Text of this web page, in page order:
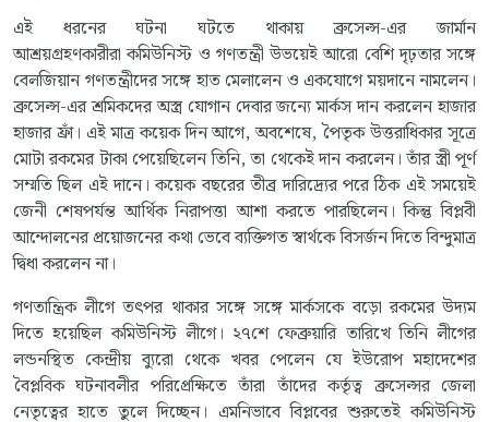
এই ধরনের ঘটনা ঘটতে থাকায় ব্রুসেল্স-এর জার্মান
আশ্রয়গ্রহণকারীরা কমিউনিস্ট ও গণতন্ত্রী উভয়েই আরো বেশি দৃঢ়তার সঙ্গে
বেলজিয়ান গণতন্ত্রীদের সঙ্গে হাত মেলালেন ও একযোগে ময়দানে নামলেন।
ব্রুসেল্স-এর শ্রমিকদের অস্ত্র যোগান দেবার জন্যে মার্কস দান করলেন হাজার
হাজার ফ্রাঁ। এই মাত্র কয়েক দিন আগে, অবশেষে, পৈতৃক উত্তরাধিকার সূত্রে
মোটা রকমের টাকা পেয়েছিলেন তিনি, তা থেকেই দান করলেন। তাঁর স্ত্রী পূর্ণ
সম্মতি ছিল এই দানে। কয়েক বছরের তীব্র দারিদ্র্যের পরে ঠিক এই সময়েই
জেনী শেষপর্যন্ত আর্থিক নিরাপত্তা আশা করতে পারছিলেন। কিন্তু বিপ্লবী
আন্দোলনের প্রয়োজনের কথা ভেবে ব্যক্তিগত স্বার্থকে বিসর্জন দিতে বিন্দুমাত্র
দ্বিধা করলেন না।
গণতান্ত্রিক লীগে তৎপর থাকার সঙ্গে সঙ্গে মার্কসকে বড়ো রকমের উদ্যম
দিতে হয়েছিল কমিউনিস্ট লীগে। ২৭শে ফেব্রুয়ারি তারিখে তিনি লীগের
লন্ডনস্থিত কেন্দ্রীয় ব্যুরো থেকে খবর পেলেন যে ইউরোপ মহাদেশের
বৈপ্লবিক ঘটনাবলীর পরিপ্রেক্ষিতে তাঁরা তাঁদের কর্তৃত্ব ব্রুসেল্সর জেলা
নেতৃত্বের হাতে তুলে দিচ্ছেন। এমনিভাবে বিপ্লবের শুরুতেই কমিউনিস্ট